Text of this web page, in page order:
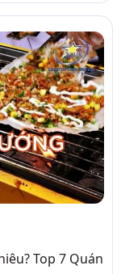
Top 7 Quán